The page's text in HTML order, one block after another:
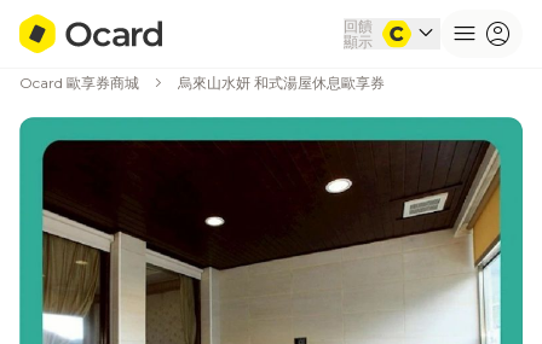
回饋
顯示
expand_more menu account_circle
Ocard 歐享券商城 chevron_right 烏來山水妍 和式湯屋休息歐享券